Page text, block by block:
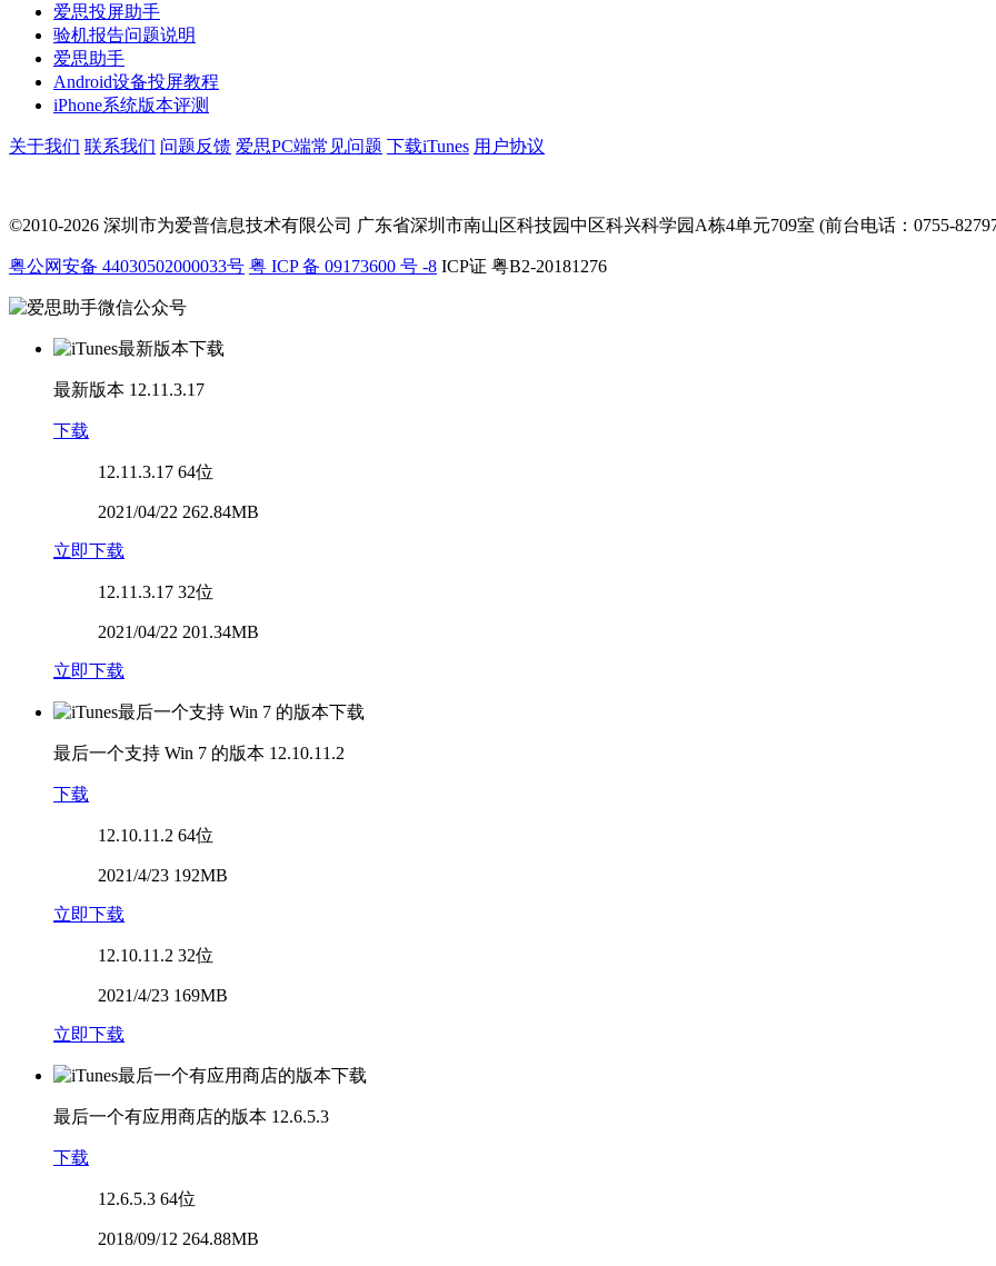
爱思投屏助手
验机报告问题说明
爱思助手
Android设备投屏教程
iPhone系统版本评测
关于我们 联系我们 问题反馈 爱思PC端常见问题 下载iTunes 用户协议
©2010-2026 深圳市为爱普信息技术有限公司 广东省深圳市南山区科技园中区科兴科学园A栋4单元709室 (前台电话：0755-
粤公网安备 44030502000033号 粤 ICP 备 09173600 号 -8 ICP证 粤B2-20181276
最新版本 12.11.3.17
下载
12.11.3.17 64位
2021/04/22 262.84MB
立即下载
12.11.3.17 32位
2021/04/22 201.34MB
立即下载
最后一个支持 Win 7 的版本 12.10.11.2
下载
12.10.11.2 64位
2021/4/23 192MB
立即下载
12.10.11.2 32位
2021/4/23 169MB
立即下载
最后一个有应用商店的版本 12.6.5.3
下载
12.6.5.3 64位
2018/09/12 264.88MB